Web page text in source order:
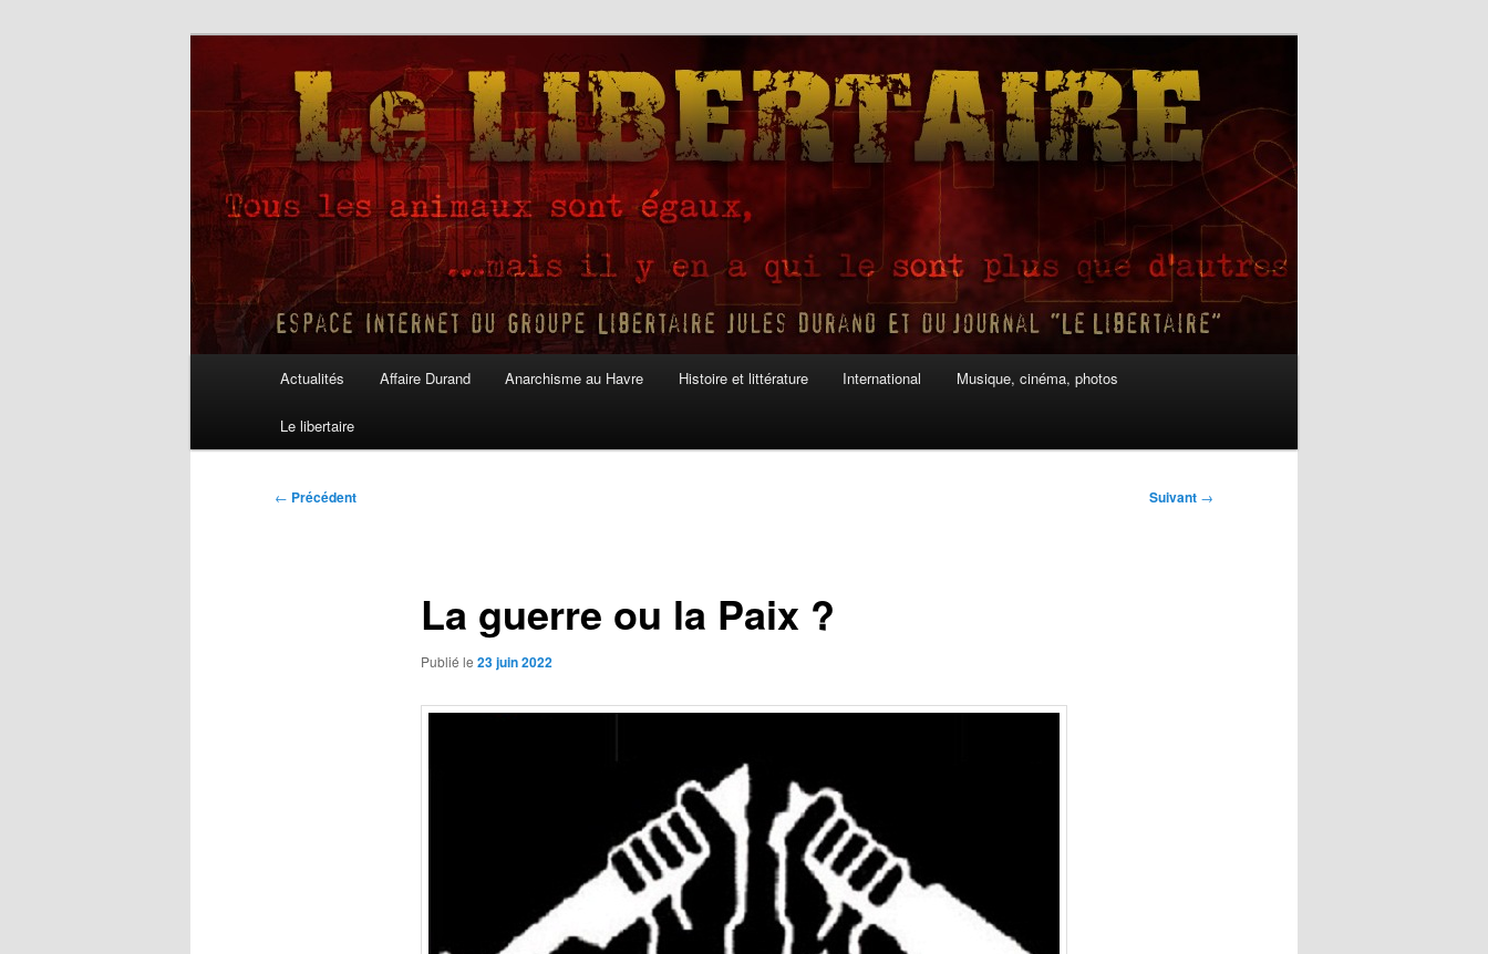
Le Libertaire
Actualités Affaire Durand Anarchisme au Havre Histoire et littérature International Musique, cinéma, photos
Le libertaire
Navigation
← Précédent Suivant →
La guerre ou la Paix ?
Publié le 23 juin 2022